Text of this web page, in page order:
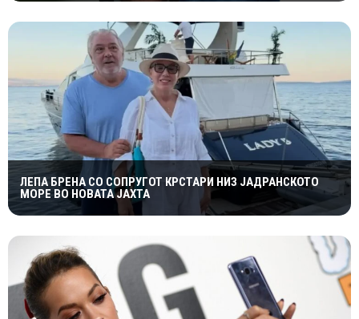
ЛЕПА БРЕНА СО СОПРУГОТ КРСТАРИ НИЗ ЈАДРАНСКОТО
МОРЕ ВО НОВАТА ЈАХТА